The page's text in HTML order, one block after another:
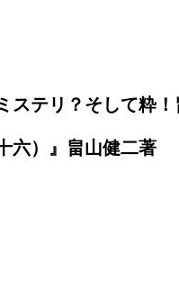
ステリ？そして粋！
六）』畠山健二著